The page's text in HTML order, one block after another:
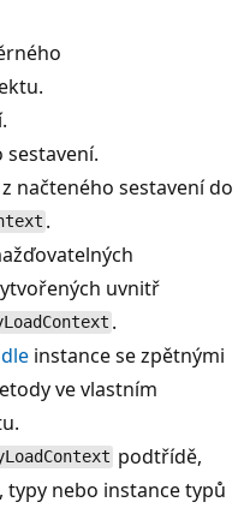
načteného sestavení do
.
uvnitř
.
instance se zpětnými
ve vlastním
podtřídě,
typy nebo instance typů